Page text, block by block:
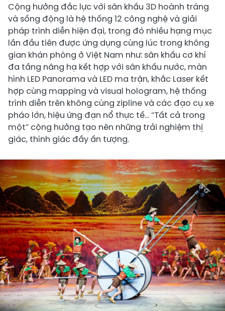
Cộng hưởng đắc lực với sân khấu 3D hoành tráng
và sống động là hệ thống 12 công nghệ và giải
pháp trình diễn hiện đại, trong đó nhiều hạng mục
lần đầu tiên được ứng dụng cùng lúc trong không
gian khán phòng ở Việt Nam như: sân khấu cơ khí
đa tầng nâng hạ kết hợp với sân khấu nước, màn
hình LED Panorama và LED ma trận, khắc Laser kết
hợp cùng mapping và visual hologram, hệ thống
trình diễn trên không cùng zipline và các đạo cụ xe
pháo lớn, hiệu ứng đạn nổ thực tế… “Tất cả trong
một” cộng hưởng tạo nên những trải nghiệm thị
giác, thính giác đầy ấn tượng.